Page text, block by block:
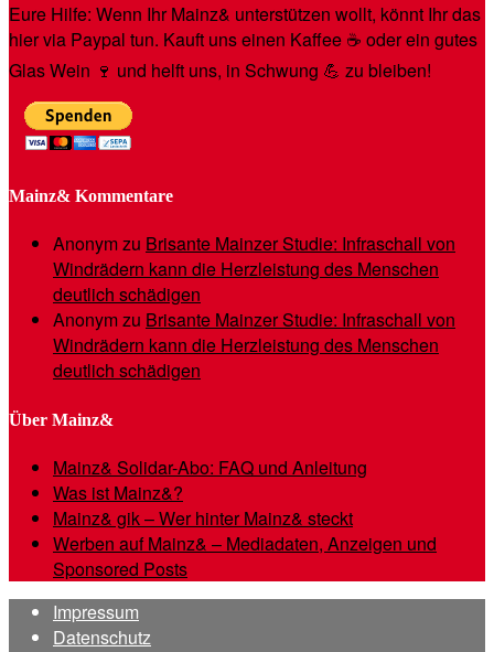
Eure Hilfe: Wenn Ihr Mainz& unterstützen wollt, könnt Ihr das
hier via Paypal tun. Kauft uns einen Kaffee ☕️ oder ein gutes
Glas Wein 🍷 und helft uns, in Schwung 💪 zu bleiben!
Mainz& Kommentare
Anonymzu Brisante Mainzer Studie: Infraschall von
Windrädern kann die Herzleistung des Menschen
deutlich schädigen
Anonymzu Brisante Mainzer Studie: Infraschall von
Windrädern kann die Herzleistung des Menschen
deutlich schädigen
Über Mainz&
Mainz& Solidar-Abo: FAQ und Anleitung
Was ist Mainz&?
Mainz& gik – Wer hinter Mainz& steckt
Werben auf Mainz& – Mediadaten, Anzeigen und
Sponsored Posts
Impressum
Datenschutz